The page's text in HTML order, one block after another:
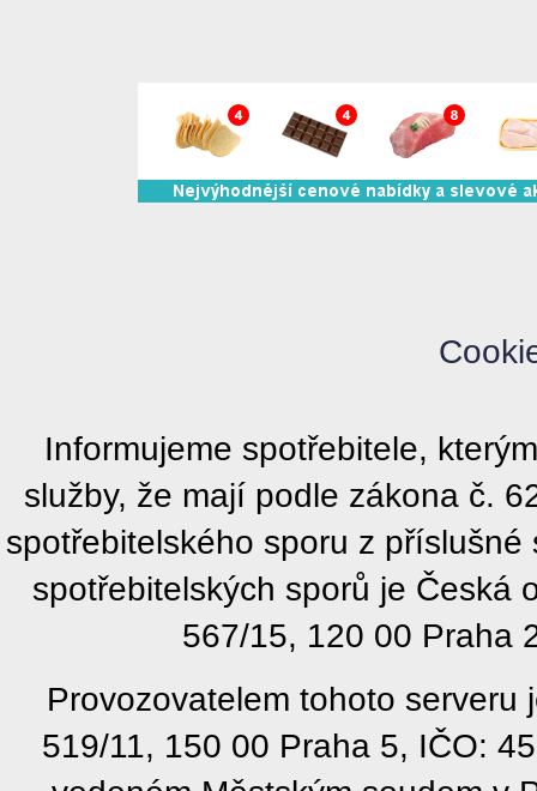
Informujeme spotřebitele,
služby, že mají podle zákona č.
spotřebitelského sporu z
spotřebitelských sporů je Česká
567/15, 120 00 Praha
Provozovatelem tohoto
519/11, 150 00 Praha 5, IČO: